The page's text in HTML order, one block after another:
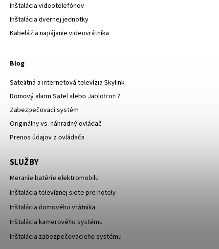
Inštalácia videotelefónov
Inštalácia dvernej jednotky
Kabeláž a napájanie videovrátnika
Blog
Satelitná a internetová televízia Skylink
Domový alarm Satel alebo Jablotron ?
Zabezpečovací systém
Originálny vs. náhradný ovládač
Prenos údajov z ovládača
SLUŽBY
Meranie batérie elektromobilu
Inštalácia televíznej siete pre hotely
Inštalácia domového vrátnika
Inštalácia kamerového systému
Inštalácia zabezpečovacieho systému